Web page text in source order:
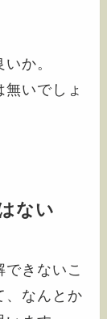
か。
いでしょ
ない
できないこ
、なんとか